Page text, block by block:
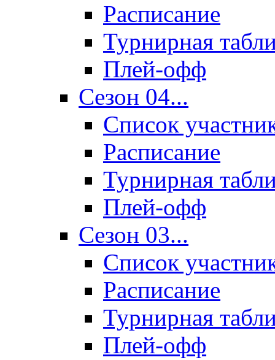
Расписание
Турнирная
Плей-офф
Сезон 04...
Список
Расписание
Турнирная
Плей-офф
Сезон 03...
Список
Расписание
Турнирная
Плей-офф